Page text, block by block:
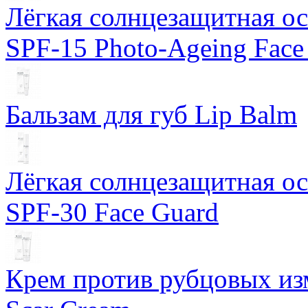
Лёгкая солнцезащитная
SPF-15 Photo-Ageing
Бальзам для губ Lip Balm
Лёгкая солнцезащитная
SPF-30 Face Guard
Крем против рубцовых